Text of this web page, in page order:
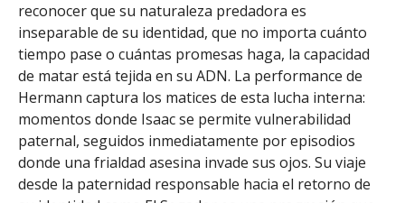
reconocer que su naturaleza predadora es
inseparable de su identidad, que no importa cuánto
tiempo pase o cuántas promesas haga, la capacidad
de matar está tejida en su ADN. La performance de
Hermann captura los matices de esta lucha interna:
momentos donde Isaac se permite vulnerabilidad
paternal, seguidos inmediatamente por episodios
donde una frialdad asesina invade sus ojos. Su viaje
desde la paternidad responsable hacia el retorno de